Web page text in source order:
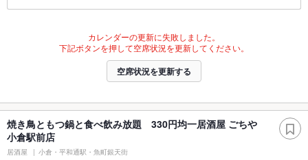
カレンダーの更新に失敗しました。
下記ボタンを押して空席状況を更新してください。
空席状況を更新する
焼き鳥ともつ鍋と食べ飲み放題 330円均一居酒屋 ごちや
小倉駅前店
居酒屋 小倉・平和通駅・魚町銀天街